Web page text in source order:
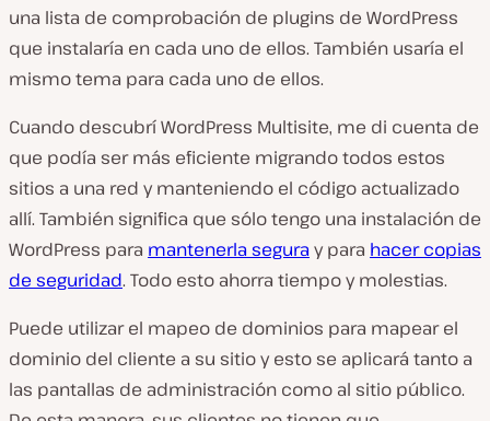
una lista de comprobación de plugins de WordPress
que instalaría en cada uno de ellos. También usaría el
mismo tema para cada uno de ellos.
Cuando descubrí WordPress Multisite, me di cuenta de
que podía ser más eficiente migrando todos estos
sitios a una red y manteniendo el código actualizado
allí. También significa que sólo tengo una instalación de
WordPress para mantenerla seguray para hacer copias
de seguridad. Todo esto ahorra tiempo y molestias.
Puede utilizar el mapeo de dominios para mapear el
dominio del cliente a su sitio y esto se aplicará tanto a
las pantallas de administración como al sitio público.